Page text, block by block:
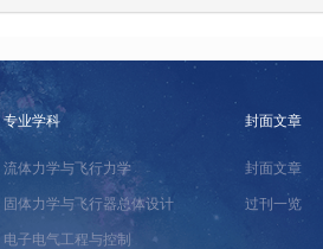
专业学科
流体力学与飞行力学
固体力学与飞行器总体设计
电子电气工程与控制
封面文章
封面文章
过刊一览